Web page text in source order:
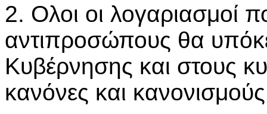
2. Ολοι οι λογαριασμοί
αντιπροσώπους θα
Κυβέρνησης και στους
κανόνες και